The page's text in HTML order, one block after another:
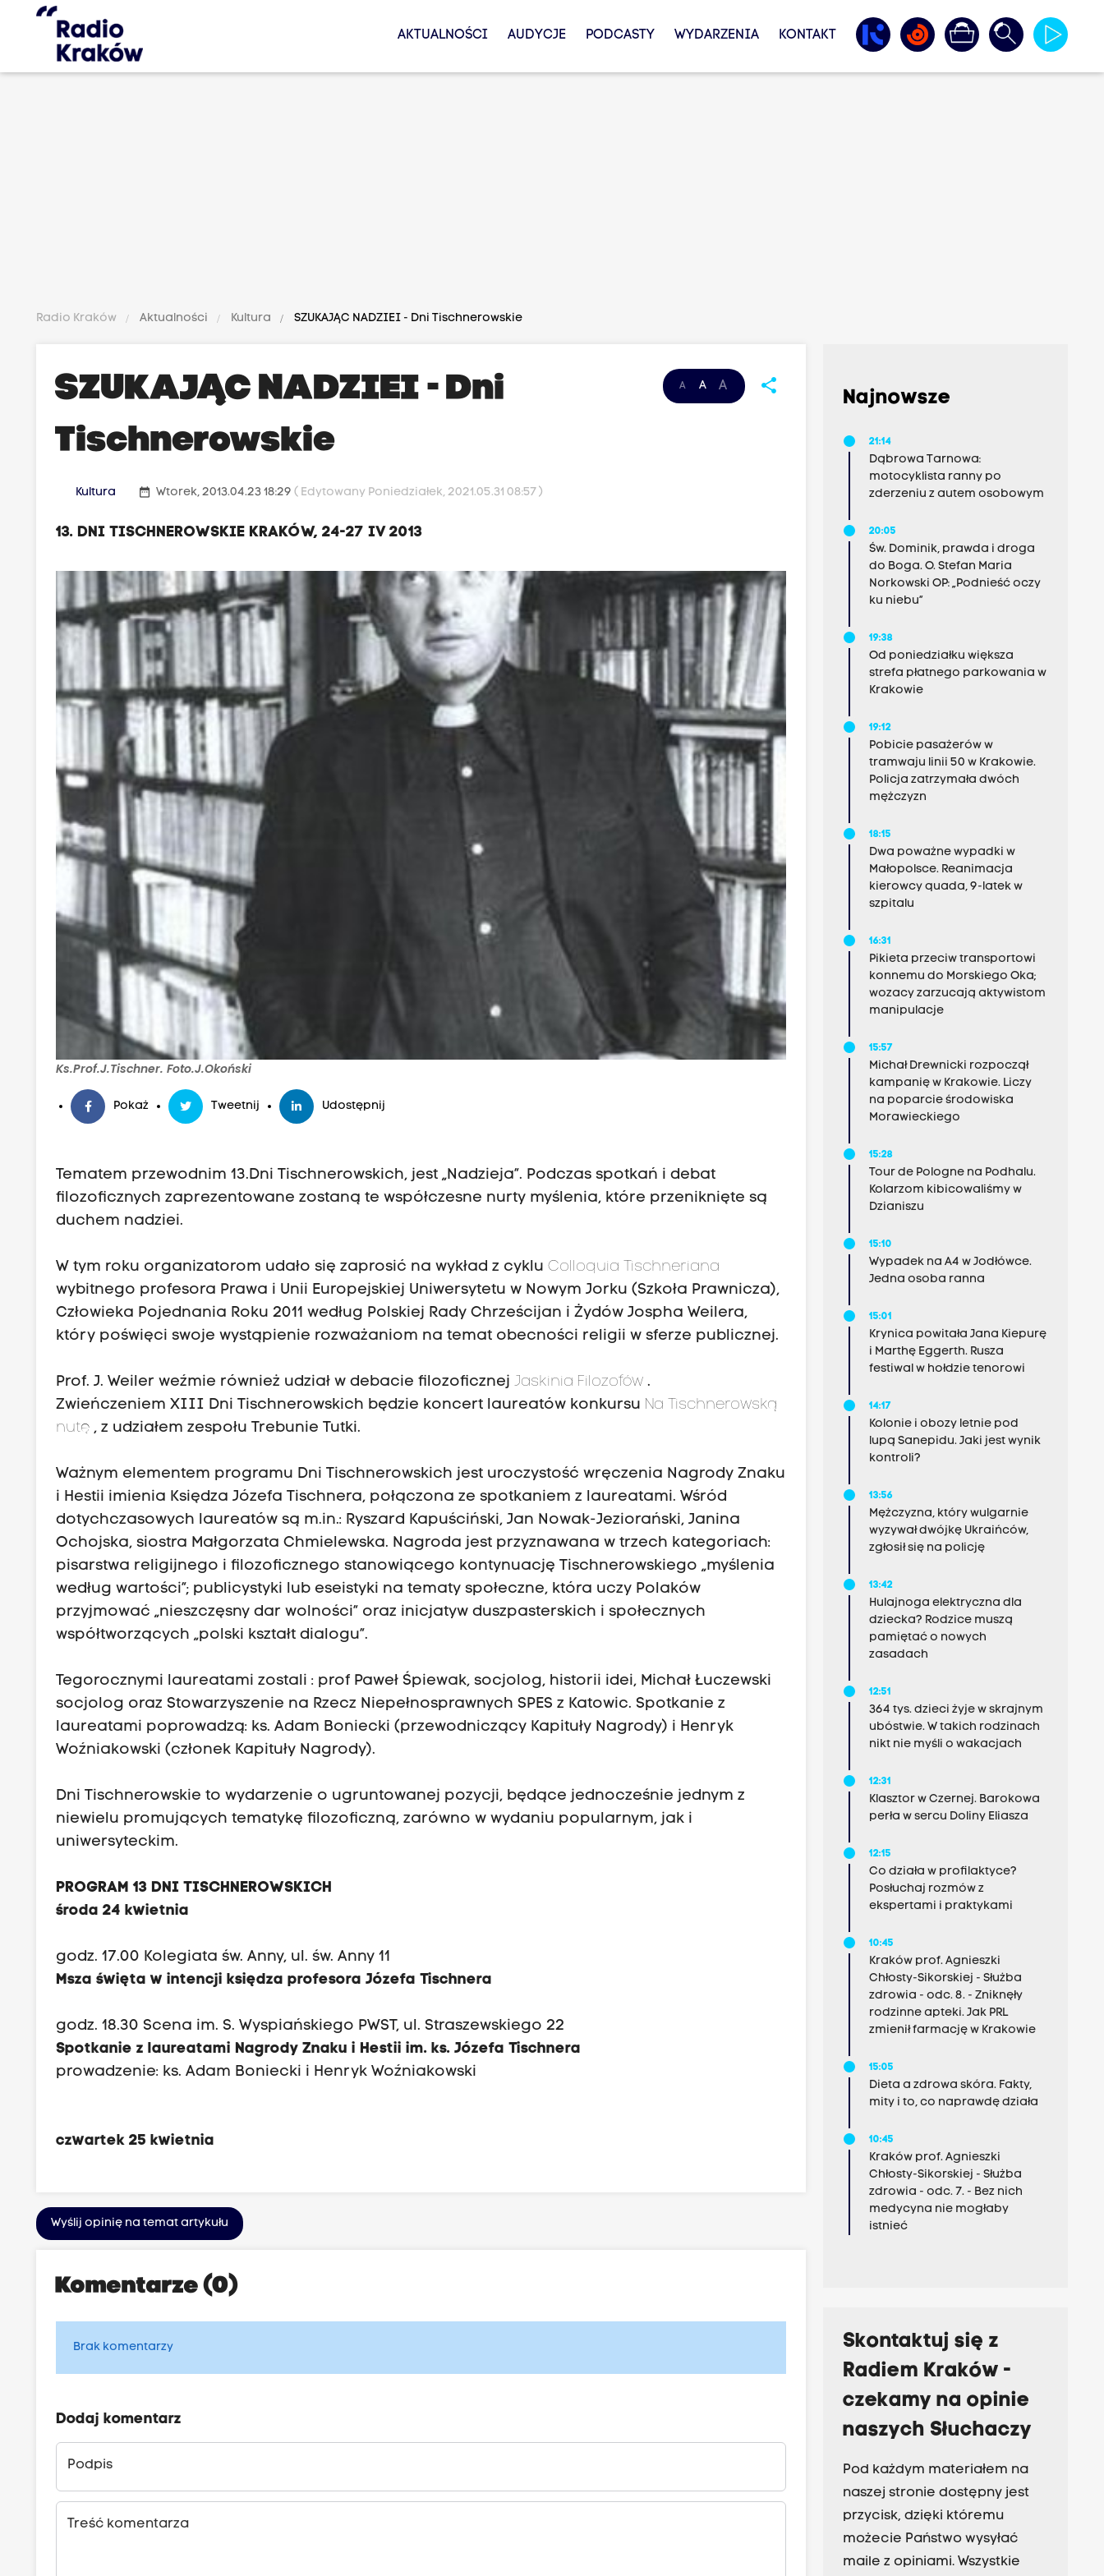
AKTUALNOŚCI AUDYCJE PODCASTY WYDARZENIA KONTAKT
Radio Kraków Aktualności Kultura SZUKAJĄC NADZIEI - Dni Tischnerowskie
A A A share
SZUKAJĄC NADZIEI - Dni
Tischnerowskie
Kultura date_range Wtorek, 2013.04.23 18:29( Edytowany Poniedziałek, 2021.05.31 08:57 )
13. DNI TISCHNEROWSKIE KRAKÓW, 24-27 IV 2013
Ks.Prof.J.Tischner. Foto.J.Okoński
Pokaż Tweetnij Udostępnij
Tematem przewodnim 13.Dni Tischnerowskich, jest „Nadzieja”. Podczas spotkań i debat
filozoficznych zaprezentowane zostaną te współczesne nurty myślenia, które przeniknięte są
duchem nadziei.
W tym roku organizatorom udało się zaprosić na wykład z cykluColloquia Tischneriana
wybitnego profesora Prawa i Unii Europejskiej Uniwersytetu w Nowym Jorku (Szkoła Prawnicza),
Człowieka Pojednania Roku 2011 według Polskiej Rady Chrześcijan i Żydów Jospha Weilera,
który poświęci swoje wystąpienie rozważaniom na temat obecności religii w sferze publicznej.
Prof. J. Weiler weźmie również udział w debacie filozoficznejJaskinia Filozofów .
Zwieńczeniem XIII Dni Tischnerowskich będzie koncert laureatów konkursu Na Tischnerowską
nutę , z udziałem zespołu Trebunie Tutki.
Ważnym elementem programu Dni Tischnerowskich jest uroczystość wręczenia Nagrody Znaku
i Hestii imienia Księdza Józefa Tischnera, połączona ze spotkaniem z laureatami. Wśród
dotychczasowych laureatów są m.in.: Ryszard Kapuściński, Jan Nowak-Jeziorański, Janina
Ochojska, siostra Małgorzata Chmielewska. Nagroda jest przyznawana w trzech kategoriach:
pisarstwa religijnego i filozoficznego stanowiącego kontynuację Tischnerowskiego „myślenia
według wartości”; publicystyki lub eseistyki na tematy społeczne, która uczy Polaków
przyjmować „nieszczęsny dar wolności” oraz inicjatyw duszpasterskich i społecznych
współtworzących „polski kształt dialogu”.
Tegorocznymi laureatami zostali : prof Paweł Śpiewak, socjolog, historii idei, Michał Łuczewski
socjolog oraz Stowarzyszenie na Rzecz Niepełnosprawnych SPES z Katowic. Spotkanie z
laureatami poprowadzą: ks. Adam Boniecki (przewodniczący Kapituły Nagrody) i Henryk
Woźniakowski (członek Kapituły Nagrody).
Dni Tischnerowskie to wydarzenie o ugruntowanej pozycji, będące jednocześnie jednym z
niewielu promujących tematykę filozoficzną, zarówno w wydaniu popularnym, jak i
uniwersyteckim.
PROGRAM 13 DNI TISCHNEROWSKICH
środa 24 kwietnia
godz. 17.00 Kolegiata św. Anny, ul. św. Anny 11
Msza święta w intencji księdza profesora Józefa Tischnera
godz. 18.30 Scena im. S. Wyspiańskiego PWST, ul. Straszewskiego 22
Spotkanie z laureatami Nagrody Znaku i Hestii im. ks. Józefa Tischnera
prowadzenie: ks. Adam Boniecki i Henryk Woźniakowski
czwartek 25 kwietnia
Wyślij opinię na temat artykułu
Komentarze (0)
Brak komentarzy
Dodaj komentarz
Podpis
Treść komentarza
Najnowsze
21:14
Dąbrowa Tarnowa:
motocyklista ranny po
zderzeniu z autem osobowym
20:05
Św. Dominik, prawda i droga
do Boga. O. Stefan Maria
Norkowski OP: „Podnieść oczy
ku niebu”
19:38
Od poniedziałku większa
strefa płatnego parkowania w
Krakowie
19:12
Pobicie pasażerów w
tramwaju linii 50 w Krakowie.
Policja zatrzymała dwóch
mężczyzn
18:15
Dwa poważne wypadki w
Małopolsce. Reanimacja
kierowcy quada, 9-latek w
szpitalu
16:31
Pikieta przeciw transportowi
konnemu do Morskiego Oka;
wozacy zarzucają aktywistom
manipulacje
15:57
Michał Drewnicki rozpoczął
kampanię w Krakowie. Liczy
na poparcie środowiska
Morawieckiego
15:28
Tour de Pologne na Podhalu.
Kolarzom kibicowaliśmy w
Dzianiszu
15:10
Wypadek na A4 w Jodłówce.
Jedna osoba ranna
15:01
Krynica powitała Jana Kiepurę
i Marthę Eggerth. Rusza
festiwal w hołdzie tenorowi
14:17
Kolonie i obozy letnie pod
lupą Sanepidu. Jaki jest wynik
kontroli?
13:56
Mężczyzna, który wulgarnie
wyzywał dwójkę Ukraińców,
zgłosił się na policję
13:42
Hulajnoga elektryczna dla
dziecka? Rodzice muszą
pamiętać o nowych
zasadach
12:51
364 tys. dzieci żyje w skrajnym
ubóstwie. W takich rodzinach
nikt nie myśli o wakacjach
12:31
Klasztor w Czernej. Barokowa
perła w sercu Doliny Eliasza
12:15
Co działa w profilaktyce?
Posłuchaj rozmów z
ekspertami i praktykami
10:45
Kraków prof. Agnieszki
Chłosty-Sikorskiej - Służba
zdrowia - odc. 8. - Zniknęły
rodzinne apteki. Jak PRL
zmienił farmację w Krakowie
15:05
Dieta a zdrowa skóra. Fakty,
mity i to, co naprawdę działa
10:45
Kraków prof. Agnieszki
Chłosty-Sikorskiej - Służba
zdrowia - odc. 7. - Bez nich
medycyna nie mogłaby
istnieć
Skontaktuj się z
Radiem Kraków -
czekamy na opinie
naszych Słuchaczy
Pod każdym materiałem na
naszej stronie dostępny jest
przycisk, dzięki któremu
możecie Państwo wysyłać
maile z opiniami. Wszystkie